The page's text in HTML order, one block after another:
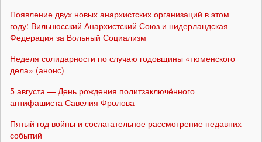
Появление двух новых анархистских организаций в этом
году: Вильнюсский Анархистский Союз и нидерландская
Федерация за Вольный Социализм
Неделя солидарности по случаю годовщины «тюменского
дела» (анонс)
5 августа — День рождения политзаключённого
антифашиста Савелия Фролова
Пятый год войны и сослагательное рассмотрение недавних
событий